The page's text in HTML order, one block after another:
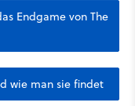
Endgame von The
wie man sie findet